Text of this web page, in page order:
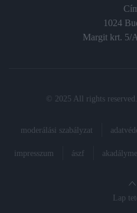
1024
Margit krt. 5/
© 2025 All rights
moderálási szabályzat
impresszum ászf
Lap